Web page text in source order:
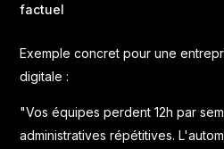
factuel
Exemple concret pour une
digitale :
"Vos équipes perdent 12h par
administratives répétitives. L'